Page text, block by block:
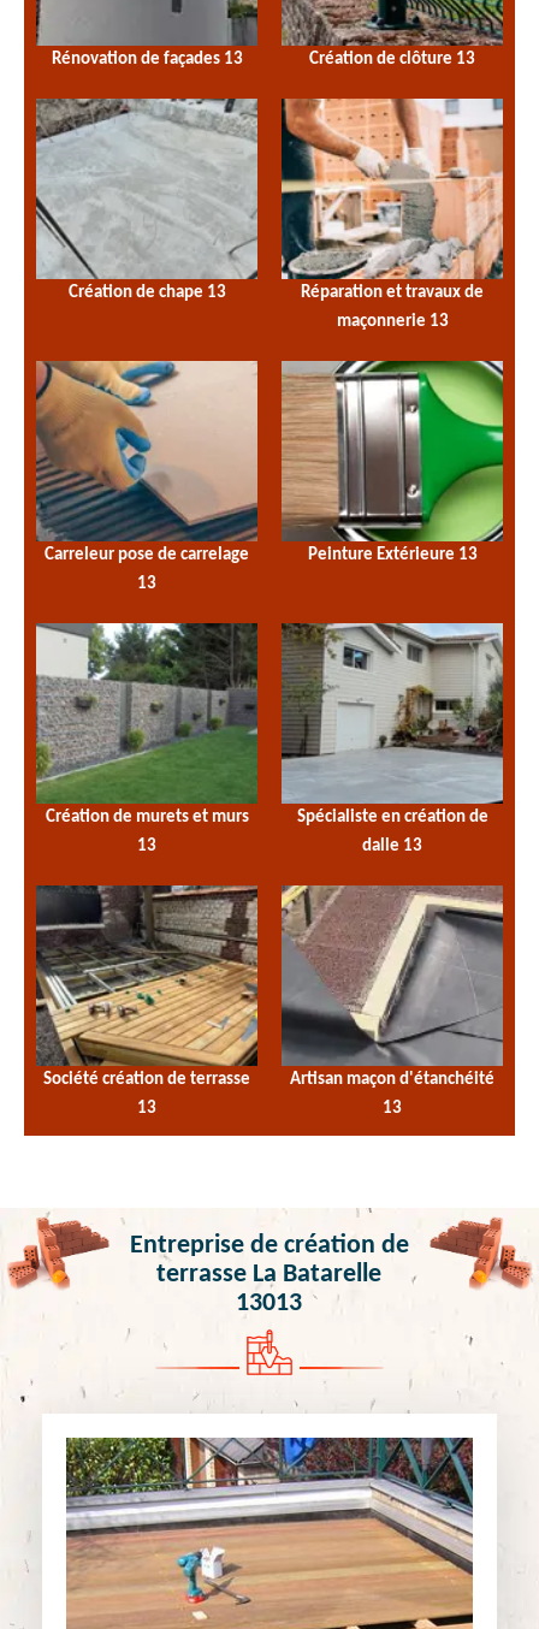
Rénovation de façades 13 Création de clôture 13
Création de chape 13
Réparation et travaux de
maçonnerie 13
Carreleur pose de carrelage
13
Peinture Extérieure 13
Création de murets et murs
13
Spécialiste en création de
dalle 13
Société création de terrasse
13
Artisan maçon d'étanchéité
13
Entreprise de création de
terrasse La Batarelle
13013